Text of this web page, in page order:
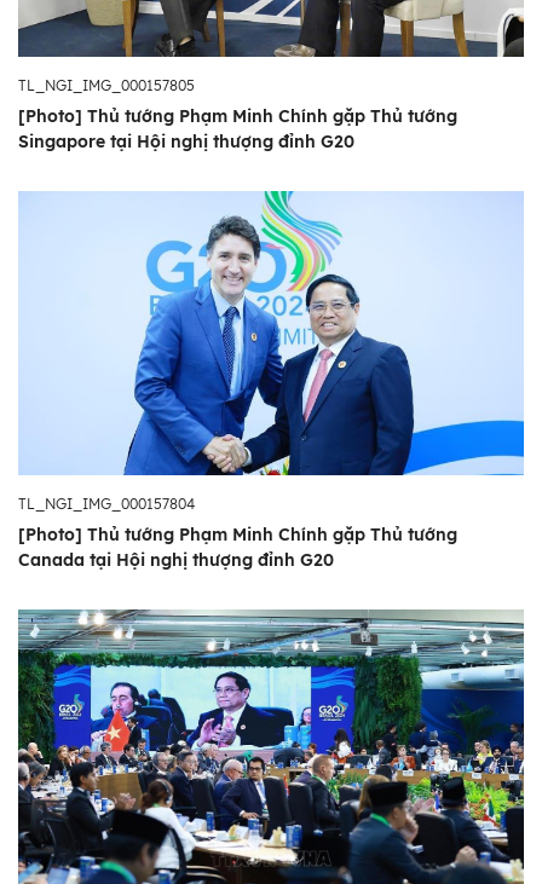
TL_NGI_IMG_000157805
[Photo] Thủ tướng Phạm Minh Chính gặp Thủ tướng
Singapore tại Hội nghị thượng đỉnh G20
TL_NGI_IMG_000157804
[Photo] Thủ tướng Phạm Minh Chính gặp Thủ tướng
Canada tại Hội nghị thượng đỉnh G20